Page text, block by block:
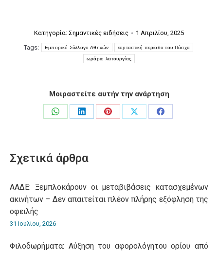
Κατηγορία: Σημαντικές ειδήσεις
1 Απριλίου, 2025
Tags:
Εμπορικό Σύλλογο Αθηνών εορταστική περίοδο του Πάσχα
ωράριο λειτουργίας
Μοιραστείτε αυτήν την ανάρτηση
Share
Share
Share
Share
Share
Σχετικά άρθρα
ΑΑΔΕ: Ξεμπλοκάρουν οι μεταβιβάσεις κατασχεμένων
ακινήτων – Δεν απαιτείται πλέον πλήρης εξόφληση της
οφειλής
31 Ιουλίου, 2026
Φιλοδωρήματα: Αύξηση του αφορολόγητου ορίου από